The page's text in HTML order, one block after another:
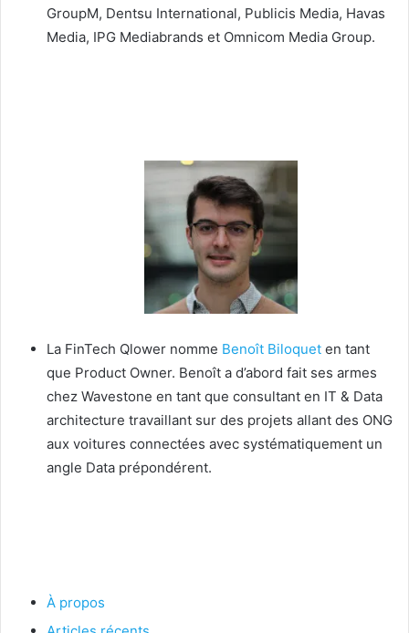
GroupM, Dentsu International, Publicis Media, Havas
Media, IPG Mediabrands et Omnicom Media Group.
La FinTech Qlower nomme Benoît Biloquet en tant
que Product Owner. Benoît a d’abord fait ses armes
chez Wavestone en tant que consultant en IT & Data
architecture travaillant sur des projets allant des ONG
aux voitures connectées avec systématiquement un
angle Data prépondérent.
À propos